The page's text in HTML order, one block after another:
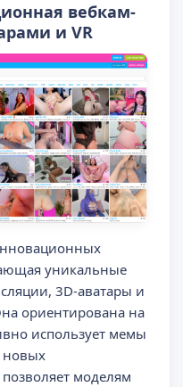
вебкам-
и VR
уникальные
3D-аватары и
ориентирована на
использует мемы
новых
моделям